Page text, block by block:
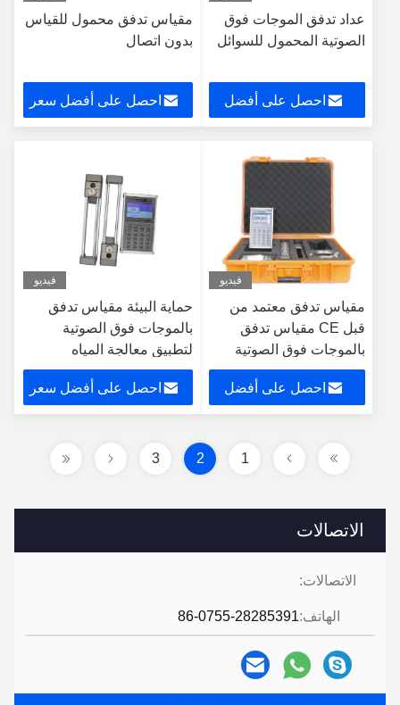
الاتصالات
الاتصالات:
الهاتف:86-0755-28285391
عداد تدفق الموجات فوق
الصوتية المحمول للسوائل
احصل على أفضل
مقياس تدفق محمول للقياس
بدون اتصال
احصل على أفضل سعر
فيديو
مقياس تدفق معتمد من
قبل CE مقياس تدفق
بالموجات فوق الصوتية
بدقة عالية
احصل على أفضل
فيديو
حماية البيئة مقياس تدفق
بالموجات فوق الصوتية
لتطبيق معالجة المياه
احصل على أفضل سعر
1
2
3